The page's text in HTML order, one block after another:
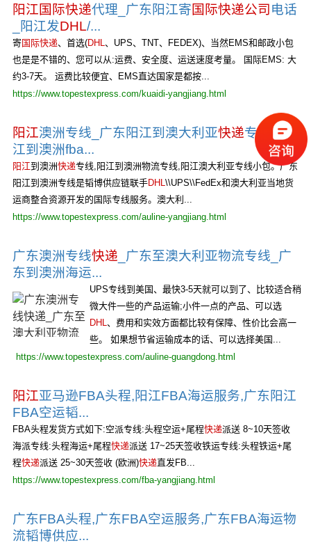
阳江国际快递代理_广东阳江寄国际快递公司 电话
_阳江发DHL/...
寄国际快递、首选(DHL、UPS、TNT、FEDEX)、当然EMS和邮政小包
也是是不错的、您可以从:运费、安全度、运送速度考量。 国际EMS: 大
约3-7天。 运费比较便宜、EMS直达国家是都按...
https://www.topestexpress.com/kuaidi-yangjiang.html
阳江澳洲专线_广东阳江到澳大利亚快递专线_阳
江到澳洲fba...
阳江到澳洲快递专线,阳江到澳洲物流专线,阳江澳大利亚专线小包。广东
阳江到澳洲专线是韬博供应链联手DHL\\UPS\\FedEx和澳大利亚当地货
运商整合资源开发的国际专线服务。澳大利...
https://www.topestexpress.com/auline-yangjiang.html
广东澳洲专线快递 _广东至澳大利亚物流专线_广
东到澳洲海运...
UPS专线到美国、最快3-5天就可以到了、比较适合稍
微大件一些的产品运输;小件一点的产品、可以选
DHL、费用和实效方面都比较有保障、性价比会高一
些。 如果想节省运输成本的话、可以选择美国...
https://www.topestexpress.com/auline-guangdong.html
阳江亚马逊FBA头程,阳江FBA海运服务,广东阳江
FBA空运韬...
FBA头程发货方式如下:空派专线:头程空运+尾程快递派送 8~10天签收
海派专线:头程海运+尾程快递派送 17~25天签收铁运专线:头程铁运+尾
程快递派送 25~30天签收 (欧洲)快递直发FB...
https://www.topestexpress.com/fba-yangjiang.html
广东FBA头程,广东FBA空运服务,广东FBA海运物
流韬博供应...